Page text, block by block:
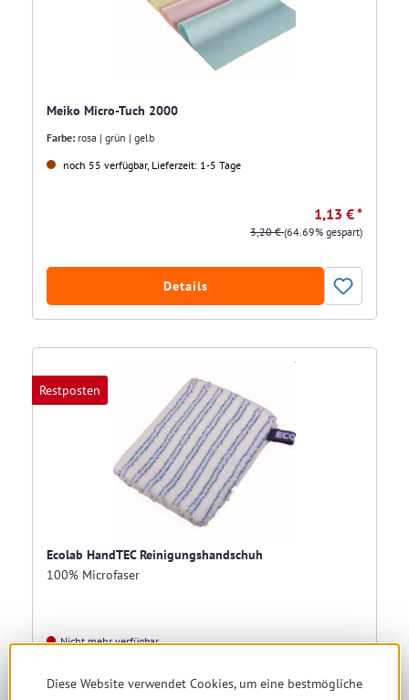
Meiko Micro-Tuch 2000
Farbe: rosa | grün | gelb
noch 55 verfügbar, Lieferzeit: 1-5 Tage
1,13 € *
3,20 €(64.69% gespart)
Details
Restposten
Ecolab HandTEC Reinigungshandschuh
100% Microfaser
Nicht mehr verfügbar
12,94 € *
Diese Website verwendet Cookies, um eine bestmögliche